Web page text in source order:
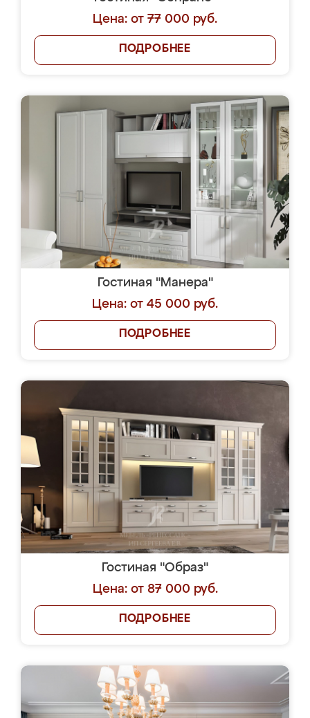
Цена: от 77 000 руб.
ПОДРОБНЕЕ
Гостиная "Манера"
Цена: от 45 000 руб.
ПОДРОБНЕЕ
Гостиная "Образ"
Цена: от 87 000 руб.
ПОДРОБНЕЕ